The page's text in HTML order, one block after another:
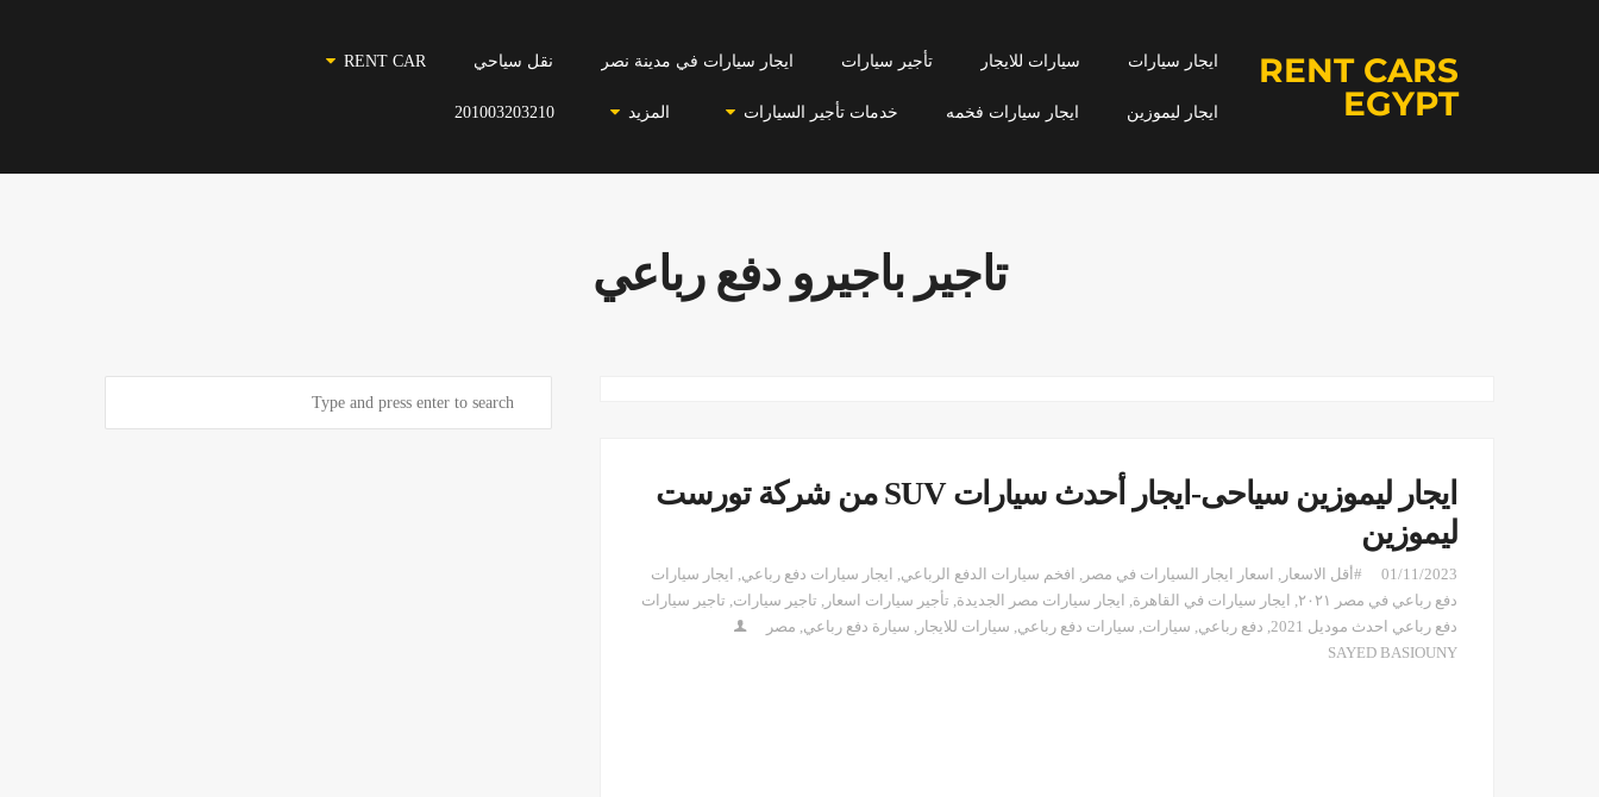
RENT CARS
EGYPT
ايجار سيارات سيارات للايجار تأجير سيارات ايجار سيارات في مدينة نصر نقل سياحي RENT CAR
ايجار ليموزين ايجار سيارات فخمه خدمات تأجير السيارات المزيد 201003203210
تاجير باجيرو دفع رباعي
ايجار ليموزين سياحى-ايجار أحدث سيارات SUV من شركة تورست
ليموزين
01/11/2023 #أقل الاسعار , اسعار ايجار السيارات في مصر , افخم سيارات الدفع الرباعي, ايجار سيارات دفع رباعي, ايجار سيارات
دفع رباعي في مصر ٢٠٢١
, ايجار سيارات في القاهرة, ايجار سيارات مصر الجديدة, تأجير سيارات اسعار , تاجير سيارات, تاجير سيارات
دفع رباعي احدث موديل 2021
, دفع رباعي, سيارات, سيارات دفع رباعي, سيارات للايجار , سيارة دفع رباعي, مصر
SAYED BASIOUNY